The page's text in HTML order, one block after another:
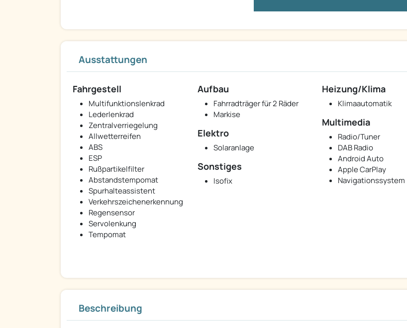
Ausstattungen
Fahrgestell
Multifunktionslenkrad
Lederlenkrad
Zentralverriegelung
Allwetterreifen
ABS
ESP
Rußpartikelfilter
Abstandstempomat
Spurhalteassistent
Verkehrszeichenerkennung
Regensensor
Servolenkung
Tempomat
Aufbau
Fahrradträger für 2 Räder
Markise
Heizung/Klima
Klimaautomatik
Multimedia
Radio/Tuner
DAB Radio
Android Auto
Apple CarPlay
Navigationssystem
Elektro
Solaranlage
Sonstiges
Isofix
Beschreibung